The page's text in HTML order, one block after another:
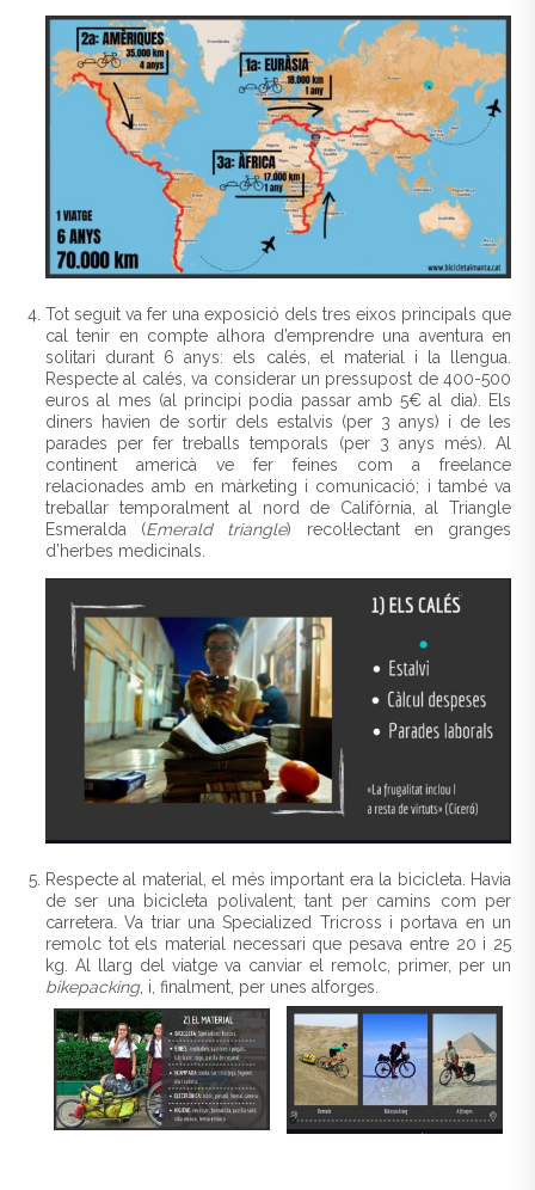
Tot seguit va fer una exposició dels tres eixos principals que
cal tenir en compte alhora d’emprendre una aventura en
solitari durant 6 anys: els calés, el material i la llengua.
Respecte al calés, va considerar un pressupost de 400-500
euros al mes (al principi podia passar amb 5€ al dia). Els
diners havien de sortir dels estalvis (per 3 anys) i de les
parades per fer treballs temporals (per 3 anys més). Al
continent americà ve fer feines com a freelance
relacionades amb en màrketing i comunicació; i també va
treballar temporalment al nord de Califòrnia, al Triangle
Esmeralda (Emerald triangle) recol·lectant en granges
d’herbes medicinals.
Respecte al material, el més important era la bicicleta. Havia
de ser una bicicleta polivalent, tant per camins com per
carretera. Va triar una Specialized Tricross i portava en un
remolc tot els material necessari que pesava entre 20 i 25
kg. Al llarg del viatge va canviar el remolc, primer, per un
bikepacking, i, finalment, per unes alforges.